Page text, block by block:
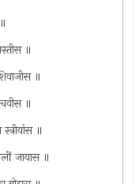
॥
॥
॥
॥
जायास ॥